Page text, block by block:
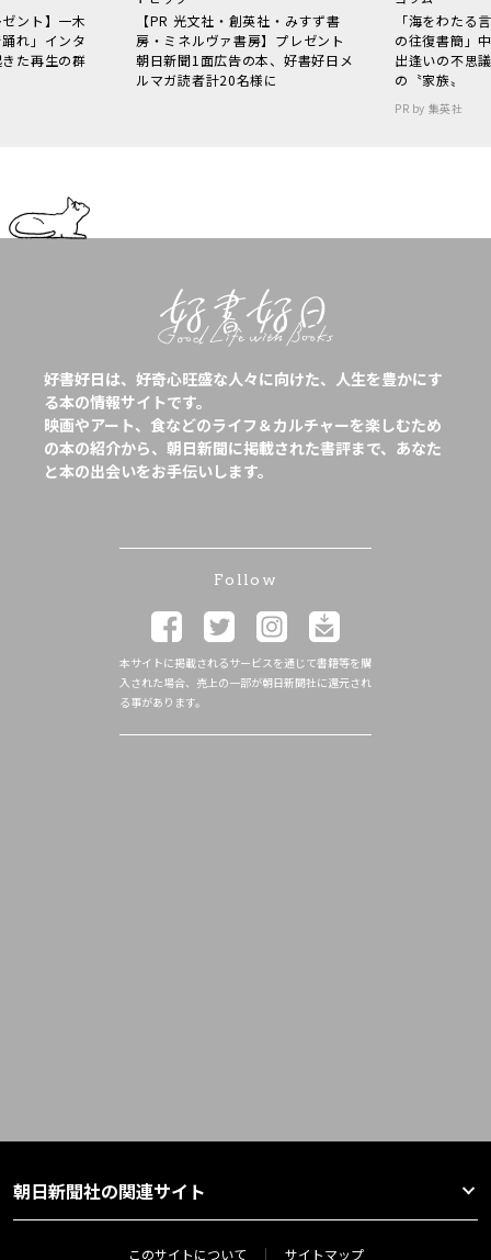
ント】一木
れ」インタ
た再生の群
【PR 光文社・創英社・みすず書
房・ミネルヴァ書房】プレゼント
朝日新聞1面広告の本、好書好日メ
ルマガ読者計20名様に
「海をわた
の往復書簡」
出逢いの不思
の〝家族〟
PR by 集英社
好書好日は、好奇心旺盛な人々に向けた、人生を豊かにす
る本の情報サイトです。
映画やアート、食などのライフ＆カルチャーを楽しむため
の本の紹介から、朝日新聞に掲載された書評まで、あなた
と本の出会いをお手伝いします。
Follow
本サイトに掲載されるサービスを通じて書籍等を購
入された場合、売上の一部が朝日新聞社に還元され
る事があります。
朝日新聞社の関連サイト
このサイトについて サイトマップ